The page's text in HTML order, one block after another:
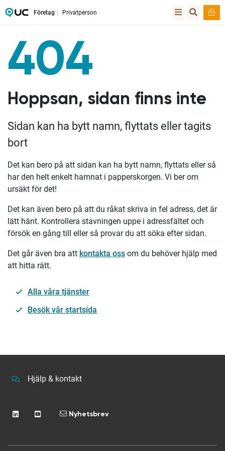
Företag Privatperson
404
Hoppsan, sidan finns inte
Sidan kan ha bytt namn, flyttats eller tagits
bort
Det kan bero på att sidan kan ha bytt namn, flyttats eller så
har den helt enkelt hamnat i papperskorgen. Vi ber om
ursäkt för det!
Det kan även bero på att du råkat skriva in fel adress, det är
lätt hänt. Kontrollera stavningen uppe i adressfältet och
försök en gång till eller så provar du att söka efter sidan.
Det går även bra att kontakta oss om du behöver hjälp med
att hitta rätt.
Alla våra tjänster
Besök vår startsida
Hjälp & kontakt
Nyhetsbrev